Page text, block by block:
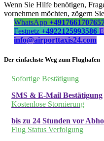
Wenn Sie Hilfe benötigen,
vornehmen möchten, zögern
WhatsApp
Festnetz +4922125993586
info@airporttaxis24.com
Der einfachste Weg zum Flughafen
Sofortige Bestätigung
SMS & E-Mail Bestätigung
Kostenlose Stornierung
bis zu 24 Stunden vor
Flug Status Verfolgung